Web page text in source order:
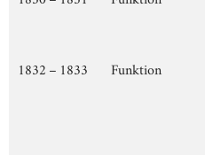
1832 – 1833 Funktion